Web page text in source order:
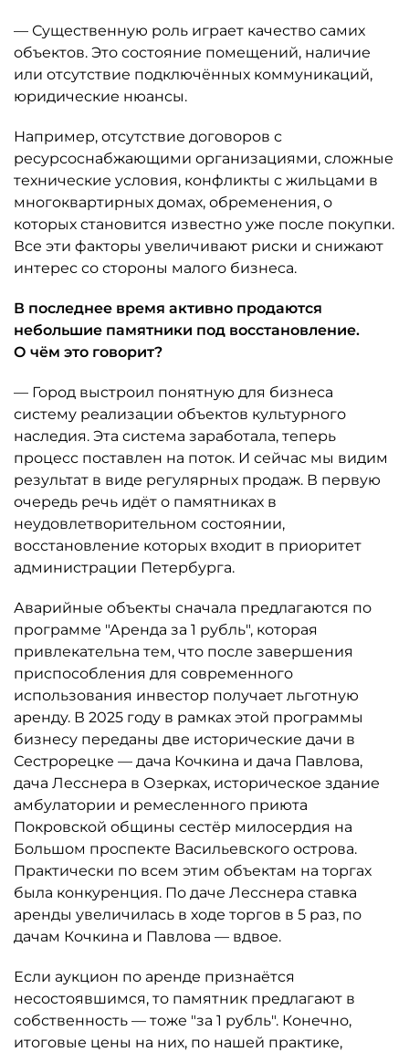
— Существенную роль играет качество самих
объектов. Это состояние помещений, наличие
или отсутствие подключённых коммуникаций,
юридические нюансы.
Например, отсутствие договоров с
ресурсоснабжающими организациями, сложные
технические условия, конфликты с жильцами в
многоквартирных домах, обременения, о
которых становится известно уже после покупки.
Все эти факторы увеличивают риски и снижают
интерес со стороны малого бизнеса.
В последнее время активно продаются
небольшие памятники под восстановление.
О чём это говорит?
— Город выстроил понятную для бизнеса
систему реализации объектов культурного
наследия. Эта система заработала, теперь
процесс поставлен на поток. И сейчас мы видим
результат в виде регулярных продаж. В первую
очередь речь идёт о памятниках в
неудовлетворительном состоянии,
восстановление которых входит в приоритет
администрации Петербурга.
Аварийные объекты сначала предлагаются по
программе "Аренда за 1 рубль", которая
привлекательна тем, что после завершения
приспособления для современного
использования инвестор получает льготную
аренду. В 2025 году в рамках этой программы
бизнесу переданы две исторические дачи в
Сестрорецке — дача Кочкина и дача Павлова,
дача Лесснера в Озерках, историческое здание
амбулатории и ремесленного приюта
Покровской общины сестёр милосердия на
Большом проспекте Васильевского острова.
Практически по всем этим объектам на торгах
была конкуренция. По даче Лесснера ставка
аренды увеличилась в ходе торгов в 5 раз, по
дачам Кочкина и Павлова — вдвое.
Если аукцион по аренде признаётся
несостоявшимся, то памятник предлагают в
собственность — тоже "за 1 рубль". Конечно,
итоговые цены на них, по нашей практике,